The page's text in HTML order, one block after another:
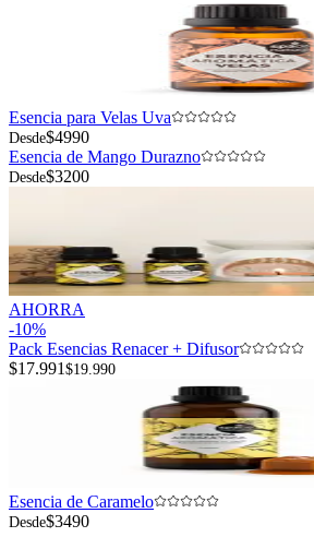
Esencia para Velas Uva
Desde$4990
Esencia de Mango Durazno
Desde$3200
AHORRA
-10%
Pack Esencias Renacer + Difusor
$17.991 $19.990
Esencia de Caramelo
Desde$3490